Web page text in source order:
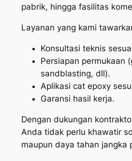
pabrik, hingga fasilitas
Layanan yang kami
Konsultasi teknis
Persiapan permukaan
sandblasting, dll).
Aplikasi cat epoxy
Garansi hasil kerja.
Dengan dukungan
Anda tidak perlu khawatir
maupun daya tahan jangka